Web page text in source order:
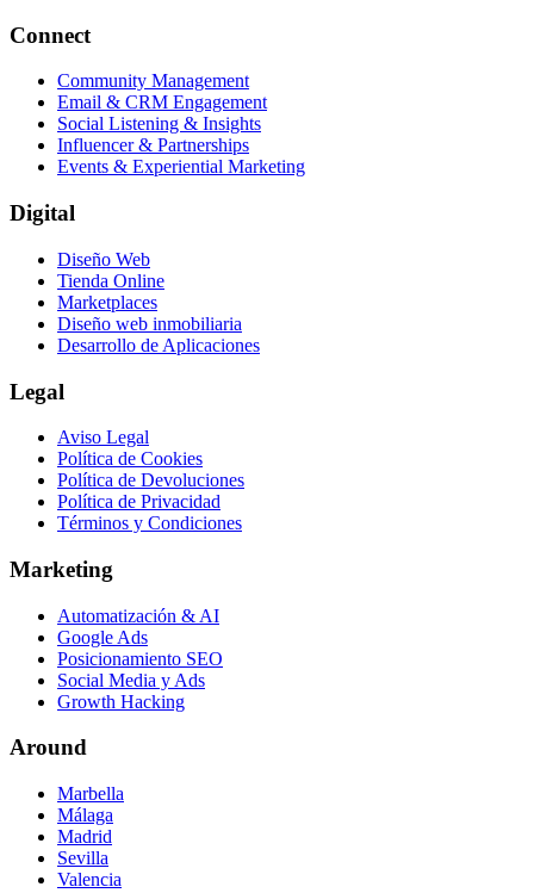
Connect
Community Management
Email & CRM Engagement
Social Listening & Insights
Influencer & Partnerships
Events & Experiential Marketing
Digital
Diseño Web
Tienda Online
Marketplaces
Diseño web inmobiliaria
Desarrollo de Aplicaciones
Legal
Aviso Legal
Política de Cookies
Política de Devoluciones
Política de Privacidad
Términos y Condiciones
Marketing
Automatización & AI
Google Ads
Posicionamiento SEO
Social Media y Ads
Growth Hacking
Around
Marbella
Málaga
Madrid
Sevilla
Valencia